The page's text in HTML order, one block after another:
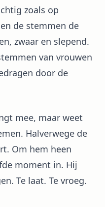
zoals op
de stemmen de
zwaar en slepend.
van vrouwen
door de
mee, maar weet
Halverwege de
Om hem heen
moment in. Hij
Te laat. Te vroeg.